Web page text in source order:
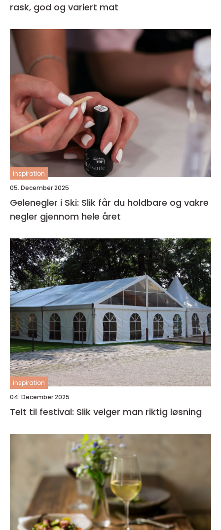
rask, god og variert mat
inspiration
05. December 2025
Gelenegler i Ski: Slik får du holdbare og vakre
negler gjennom hele året
inspiration
04. December 2025
Telt til festival: Slik velger man riktig løsning